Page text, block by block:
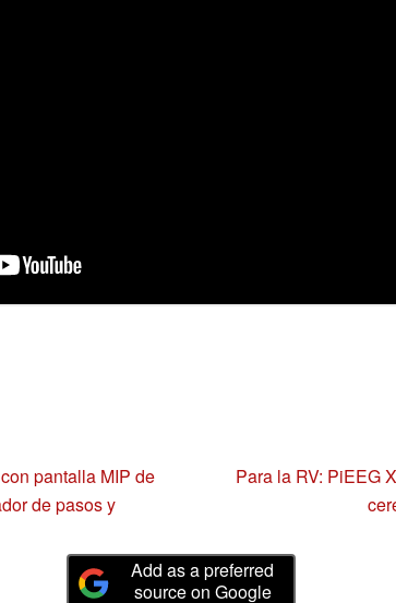
pantalla MIP de
de pasos y
Para la RV: PiEEG
Add as a preferred
source on Google